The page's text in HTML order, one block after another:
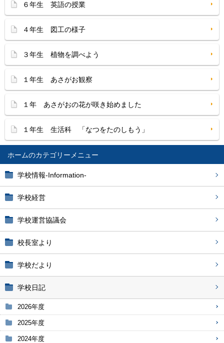
ホーム
学校情報-Information-
学校経営
学校運営協議会
校長室より
学校だより
学校日記
2026年度
2025年度
2024年度
６年生 英語の授業
４年生 図工の様子
３年生 植物を調べよう
１年生 あさがお観察
１年 あさがおの花が咲き始めました
１年生 生活科 「なつをたのしもう」